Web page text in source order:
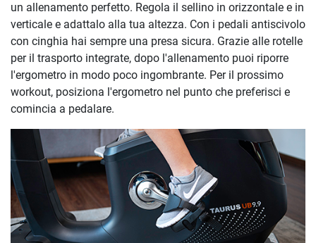
un allenamento perfetto. Regola il sellino in orizzontale e in
verticale e adattalo alla tua altezza. Con i pedali antiscivolo
con cinghia hai sempre una presa sicura. Grazie alle rotelle
per il trasporto integrate, dopo l'allenamento puoi riporre
l'ergometro in modo poco ingombrante. Per il prossimo
workout, posiziona l'ergometro nel punto che preferisci e
comincia a pedalare.